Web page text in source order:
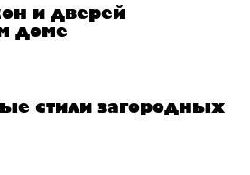
и дверей
доме
стили загородных